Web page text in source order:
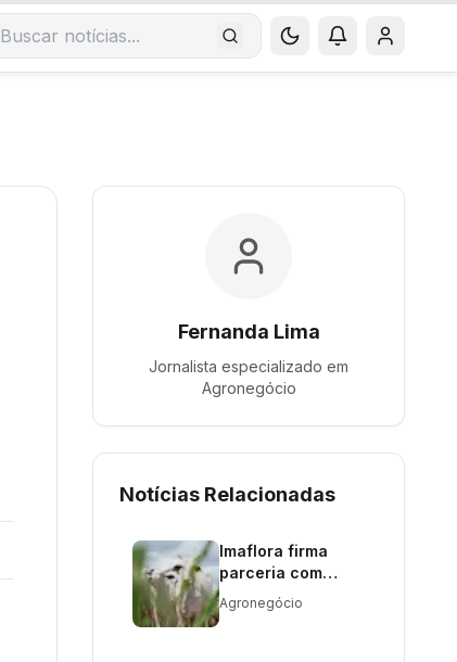
Buscar notícias
Fernanda Lima
Jornalista especializado em
Agronegócio
Notícias Relacionadas
Imaflora firma
parceria com
entidade chinesa
para carne sem
Agronegócio